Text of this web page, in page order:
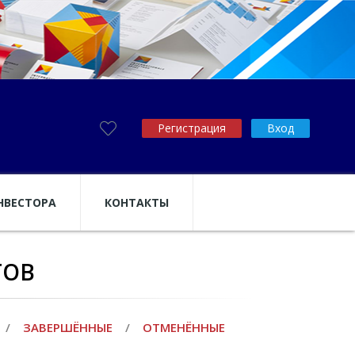
Регистрация Вход
КОНТАКТЫ
/ ЗАВЕРШЁННЫЕ / ОТМЕНЁННЫЕ